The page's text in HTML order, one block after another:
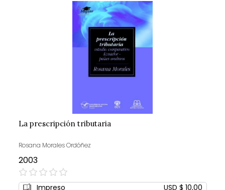
La prescripción tributaria
Rosana Morales Ordóñez
2003
0%
Impreso USD $ 10,00